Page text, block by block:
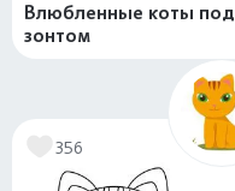
Влюбленные коты под
зонтом
356